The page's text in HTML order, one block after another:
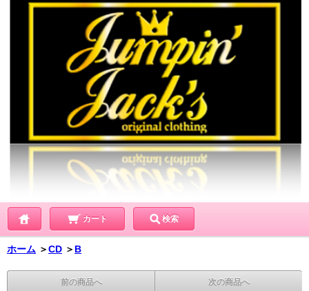
カート 検索
ホーム ＞CD ＞ B
前の商品へ 次の商品へ